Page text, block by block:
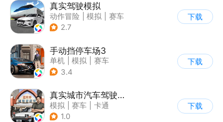
真实驾驶模拟
动作冒险 模拟
赛车
| 漂移
2.7
下载
手动挡停车场3
单机 模拟
赛车
| 开放世界
3.4
下载
真实城市汽车驾驶3D
模拟 赛车
卡通
| 竞速
1.0
下载